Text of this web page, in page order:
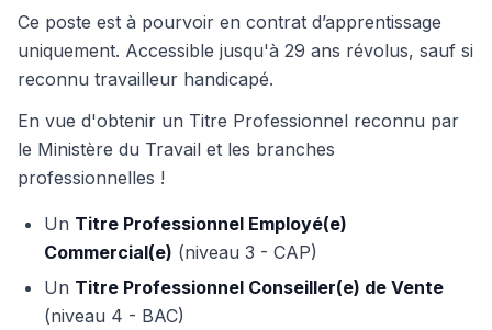
Ce poste est à pourvoir en contrat d’apprentissage
uniquement. Accessible jusqu'à 29 ans révolus, sauf si
reconnu travailleur handicapé.
En vue d'obtenir un Titre Professionnel reconnu par
le Ministère du Travail et les branches
professionnelles !
Un Titre Professionnel Employé(e)
Commercial(e) (niveau 3 - CAP)
Un Titre Professionnel Conseiller(e) de Vente
(niveau 4 - BAC)